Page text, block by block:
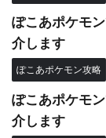
ぽこあポケモ
介します
ぽこあポケモン攻略
ぽこあポケモ
介します